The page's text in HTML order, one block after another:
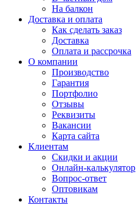
На балкон
Доставка и оплата
Как сделать заказ
Доставка
Оплата и рассрочка
О компании
Производство
Гарантия
Портфолио
Отзывы
Реквизиты
Вакансии
Карта сайта
Клиентам
Скидки и акции
Онлайн-калькулятор
Вопрос-ответ
Оптовикам
Контакты